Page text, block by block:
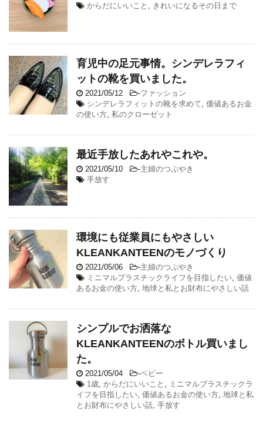
からだにいいこと
きれいになるその日まで
育児中の足元事情。シンデレラフィ
ットの靴を買いました。
2021/05/12 -ファッション
シンデレラフィットの靴を求めて 価値あるお金
の使い方 私のクローゼット
最近手放したあれやこれや。
2021/05/10 -主婦のつぶやき
手放す
環境にも従業員にもやさしい
KLEANKANTEENのモノづくり
2021/05/06 -主婦のつぶやき
ミニマルプラスチックライフを目指したい 価値
あるお金の使い方 地球と私とお財布にやさしい話
シンプルでお洒落な
KLEANKANTEENのボトル買いまし
た。
2021/05/04 -ベビー
1歳 からだにいいこと
ミニマルプラスチックラ
イフを目指したい 価値あるお金の使い方 地球と私
とお財布にやさしい話 手放す